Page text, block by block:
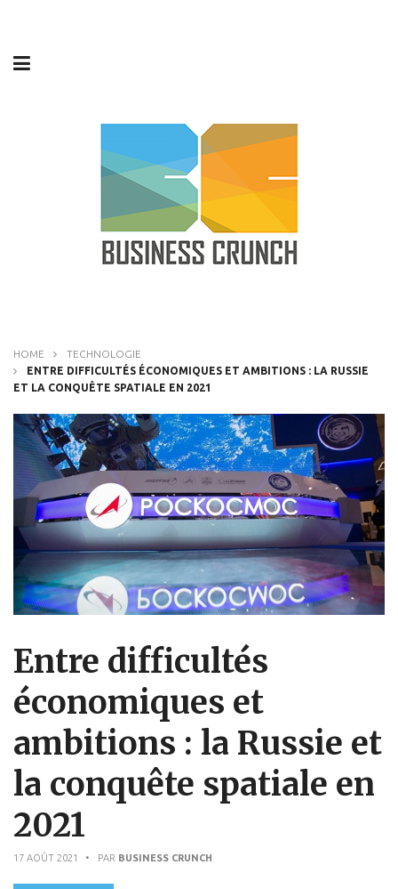
HOME
TECHNOLOGIE
ENTRE DIFFICULTÉS ÉCONOMIQUES ET AMBITIONS : LA RUSSIE
ET LA CONQUÊTE SPATIALE EN 2021
Entre difficultés
économiques et
ambitions : la Russie et
la conquête spatiale en
2021
17 AOÛT 2021 • PAR BUSINESS CRUNCH